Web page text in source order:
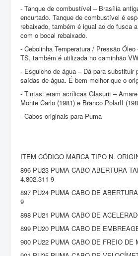
- Tanque de combustível – Brasília
encurtado. Tanque de combustível é
rebaixado, também é igual ao do fusca
com o bocal rebaixado.
- Cebolinha Temperatura / Pressão
TS, também é utilizada no caminhão
- Esguicho de água – Dá para substituir
saídas de água. É bem melhor que o
- Tintas: eram acrílicas Glasurit –
Monte Carlo (1981) e Branco PolarII
- Cabos originais para Puma
ITEM CÓDIGO MARCA TIPO N.
896 PU23 PUMA CABO ABERTURA
4.802.311 9
897 PU24 PUMA CABO DE
9
898 PU21 PUMA CABO DE
899 PU20 PUMA CABO DE
900 PU22 PUMA CABO DE FREIO DE